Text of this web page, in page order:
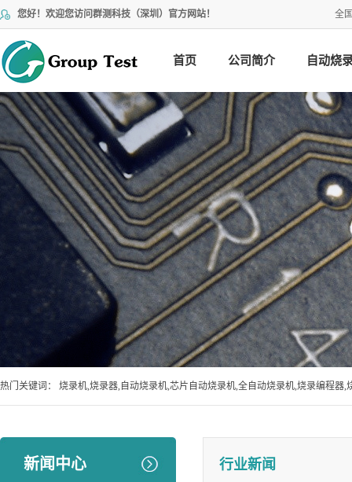
您好！欢迎您访问群测科技（深圳）官方网站！ 全
首页 公司简介 自动烧
热门关键词： 烧录机,烧录器,自动烧录机,芯片自动烧录机,全自动烧录机,烧录编程器,
新闻中心 行业新闻